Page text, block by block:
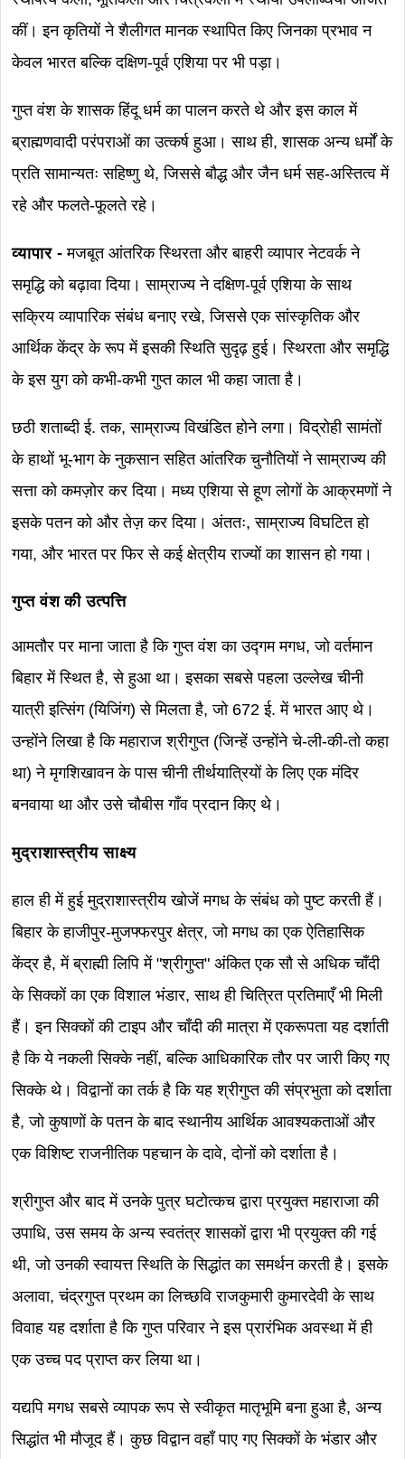
कीं। इन कृतियों ने शैलीगत मानक स्थापित किए जिनका प्रभाव न
केवल भारत बल्कि दक्षिण-पूर्व एशिया पर भी पड़ा।
गुप्त वंश के शासक हिंदू धर्म का पालन करते थे और इस काल में
ब्राह्मणवादी परंपराओं का उत्कर्ष हुआ। साथ ही, शासक अन्य धर्मों के
प्रति सामान्यतः सहिष्णु थे, जिससे बौद्ध और जैन धर्म सह-अस्तित्व में
रहे और फलते-फूलते रहे।
व्यापार -मजबूत आंतरिक स्थिरता और बाहरी व्यापार नेटवर्क ने
समृद्धि को बढ़ावा दिया। साम्राज्य ने दक्षिण-पूर्व एशिया के साथ
सक्रिय व्यापारिक संबंध बनाए रखे, जिससे एक सांस्कृतिक और
आर्थिक केंद्र के रूप में इसकी स्थिति सुदृढ़ हुई। स्थिरता और समृद्धि
के इस युग को कभी-कभी गुप्त काल भी कहा जाता है।
छठी शताब्दी ई. तक, साम्राज्य विखंडित होने लगा। विद्रोही सामंतों
के हाथों भू-भाग के नुकसान सहित आंतरिक चुनौतियों ने साम्राज्य की
सत्ता को कमज़ोर कर दिया। मध्य एशिया से हूण लोगों के आक्रमणों ने
इसके पतन को और तेज़ कर दिया। अंततः, साम्राज्य विघटित हो
गया, और भारत पर फिर से कई क्षेत्रीय राज्यों का शासन हो गया।
गुप्त वंश की उत्पत्ति
आमतौर पर माना जाता है कि गुप्त वंश का उद्गम मगध, जो वर्तमान
बिहार में स्थित है, से हुआ था। इसका सबसे पहला उल्लेख चीनी
यात्री इत्सिंग (यिजिंग) से मिलता है, जो 672 ई. में भारत आए थे।
उन्होंने लिखा है कि महाराज श्रीगुप्त (जिन्हें उन्होंने चे-ली-की-तो कहा
था) ने मृगशिखावन के पास चीनी तीर्थयात्रियों के लिए एक मंदिर
बनवाया था और उसे चौबीस गाँव प्रदान किए थे।
मुद्राशास्त्रीय साक्ष्य
हाल ही में हुई मुद्राशास्त्रीय खोजें मगध के संबंध को पुष्ट करती हैं।
बिहार के हाजीपुर-मुजफ्फरपुर क्षेत्र, जो मगध का एक ऐतिहासिक
केंद्र है, में ब्राह्मी लिपि में "श्रीगुप्त" अंकित एक सौ से अधिक चाँदी
के सिक्कों का एक विशाल भंडार, साथ ही चित्रित प्रतिमाएँ भी मिली
हैं। इन सिक्कों की टाइप और चाँदी की मात्रा में एकरूपता यह दर्शाती
है कि ये नकली सिक्के नहीं, बल्कि आधिकारिक तौर पर जारी किए गए
सिक्के थे। विद्वानों का तर्क है कि यह श्रीगुप्त की संप्रभुता को दर्शाता
है, जो कुषाणों के पतन के बाद स्थानीय आर्थिक आवश्यकताओं और
एक विशिष्ट राजनीतिक पहचान के दावे, दोनों को दर्शाता है।
श्रीगुप्त और बाद में उनके पुत्र घटोत्कच द्वारा प्रयुक्त महाराजा की
उपाधि, उस समय के अन्य स्वतंत्र शासकों द्वारा भी प्रयुक्त की गई
थी, जो उनकी स्वायत्त स्थिति के सिद्धांत का समर्थन करती है। इसके
अलावा, चंद्रगुप्त प्रथम का लिच्छवि राजकुमारी कुमारदेवी के साथ
विवाह यह दर्शाता है कि गुप्त परिवार ने इस प्रारंभिक अवस्था में ही
एक उच्च पद प्राप्त कर लिया था।
यद्यपि मगध सबसे व्यापक रूप से स्वीकृत मातृभूमि बना हुआ है, अन्य
सिद्धांत भी मौजूद हैं। कुछ विद्वान वहाँ पाए गए सिक्कों के भंडार और